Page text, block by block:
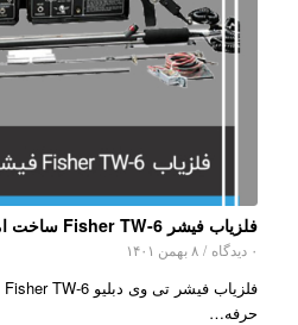
فلزیاب فیشر Fisher TW-6 ساخت امریکا
۰ دیدگاه / ۸ بهمن ۱۴۰۱
حرفه…